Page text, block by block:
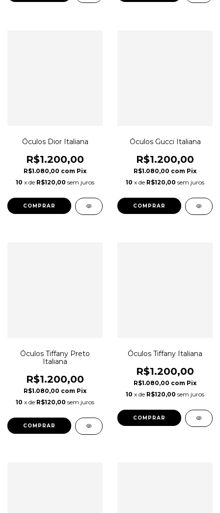
Óculos Dior Italiana
R$1.200,00
R$1.080,00 com Pix
10 x de R$120,00 sem juros
Óculos Gucci Italiana
R$1.200,00
R$1.080,00 com Pix
10 x de R$120,00 sem juros
Óculos Tiffany Preto
Italiana
R$1.200,00
R$1.080,00 com Pix
10 x de R$120,00 sem juros
Óculos Tiffany Italiana
R$1.200,00
R$1.080,00 com Pix
10 x de R$120,00 sem juros